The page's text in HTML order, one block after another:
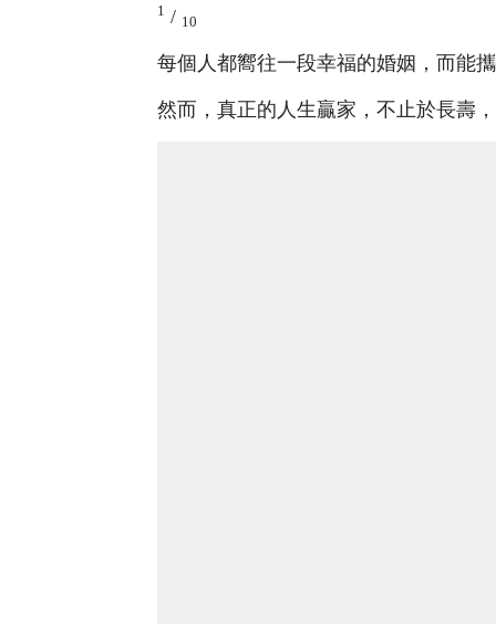
1 / 10
每個人都嚮往一段幸福的婚姻，而能
然而，真正的人生贏家，不止於長壽